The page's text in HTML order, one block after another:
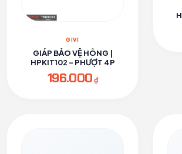
GIVI
GIÁP BẢO VỆ HÔNG |
HPKIT102 - PHƯỢT 4P
196.000₫